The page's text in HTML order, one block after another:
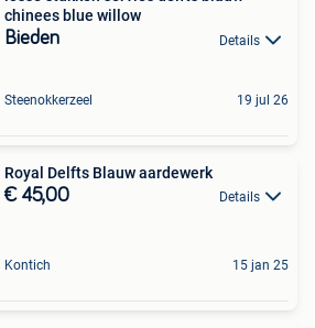
chinees blue willow
Bieden Details
Steenokkerzeel 19 jul 26
Royal Delfts Blauw aardewerk
€ 45,00 Details
Kontich 15 jan 25